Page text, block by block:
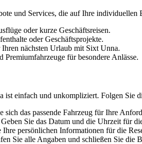
und Services, die auf Ihre
oder kurze Geschäftsreisen.
oder Geschäftsprojekte.
nächsten Urlaub mit Sixt Unna.
Premiumfahrzeuge für besondere Anlässe.
einfach und unkompliziert. Folgen Sie
sich das passende Fahrzeug für Ihre
Geben Sie das Datum und die Uhrzeit für
Ihre persönlichen Informationen für die
Sie alle Angaben und schließen Sie die